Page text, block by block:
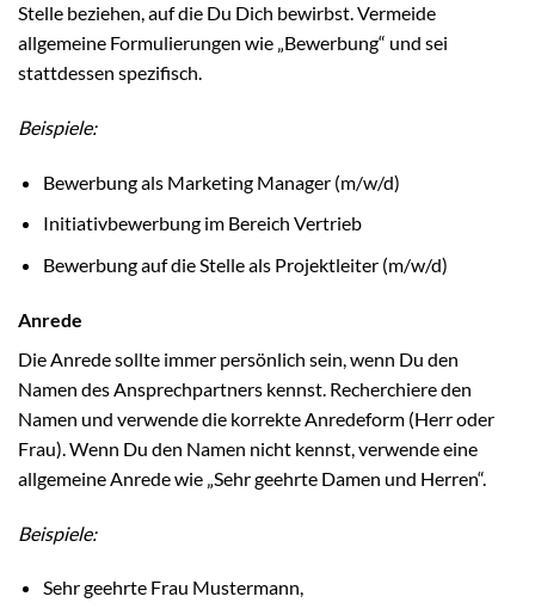
Stelle beziehen, auf die Du Dich bewirbst. Vermeide
allgemeine Formulierungen wie „Bewerbung“ und sei
stattdessen spezifisch.
Beispiele:
Bewerbung als Marketing Manager (m/w/d)
Initiativbewerbung im Bereich Vertrieb
Bewerbung auf die Stelle als Projektleiter (m/w/d)
Anrede
Die Anrede sollte immer persönlich sein, wenn Du den
Namen des Ansprechpartners kennst. Recherchiere den
Namen und verwende die korrekte Anredeform (Herr oder
Frau). Wenn Du den Namen nicht kennst, verwende eine
allgemeine Anrede wie „Sehr geehrte Damen und Herren“.
Beispiele:
Sehr geehrte Frau Mustermann,